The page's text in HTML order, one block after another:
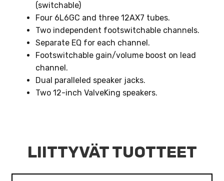
(switchable)
Four 6L6GC and three 12AX7 tubes.
Two independent footswitchable channels.
Separate EQ for each channel.
Footswitchable gain/volume boost on lead
channel.
Dual paralleled speaker jacks.
Two 12-inch ValveKing speakers.
LIITTYVÄT TUOTTEET